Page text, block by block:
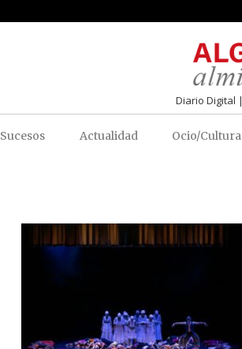
Diario Digital
Sucesos Actualidad Ocio/Cultura